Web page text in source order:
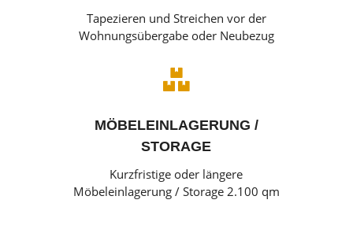
Tapezieren und Streichen vor der
Wohnungsübergabe oder Neubezug

MÖBELEINLAGERUNG /
STORAGE
Kurzfristige oder längere
Möbeleinlagerung / Storage 2.100 qm